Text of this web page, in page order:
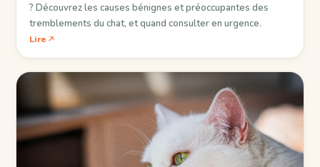
? Découvrez les causes bénignes et préoccupantes des
tremblements du chat, et quand consulter en urgence.
Lire